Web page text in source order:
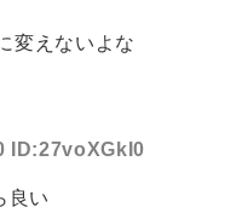
変えないよな
ID:27voXGkI0
良い